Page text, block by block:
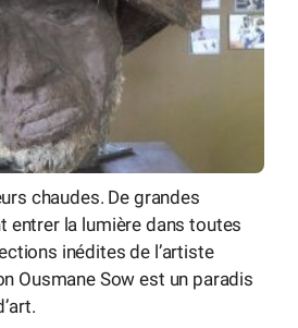
chaudes. De grandes
entrer la lumière dans toutes
inédites de l’artiste
Ousmane Sow est un paradis